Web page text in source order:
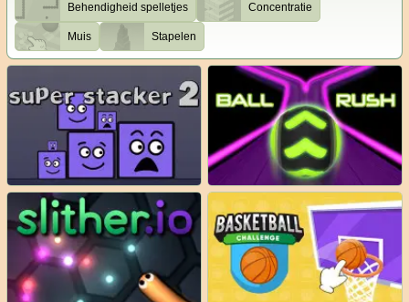
Behendigheid spelletjes Concentratie
Muis Stapelen